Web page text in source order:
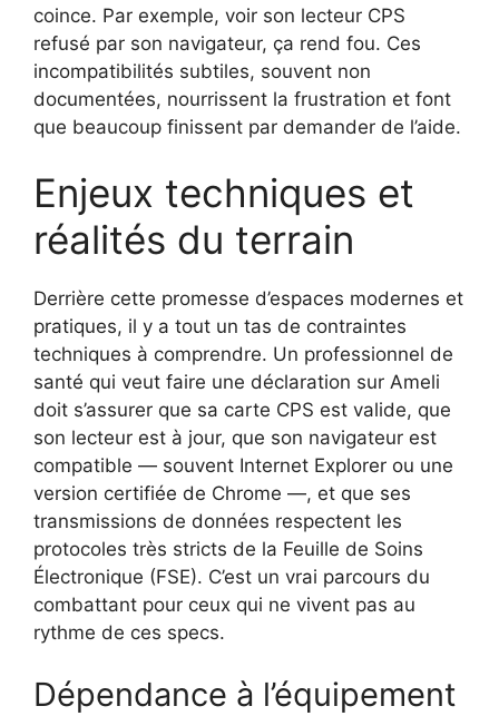
coince. Par exemple, voir son lecteur CPS
refusé par son navigateur, ça rend fou. Ces
incompatibilités subtiles, souvent non
documentées, nourrissent la frustration et font
que beaucoup finissent par demander de l’aide.
Enjeux techniques et
réalités du terrain
Derrière cette promesse d’espaces modernes et
pratiques, il y a tout un tas de contraintes
techniques à comprendre. Un professionnel de
santé qui veut faire une déclaration sur Ameli
doit s’assurer que sa carte CPS est valide, que
son lecteur est à jour, que son navigateur est
compatible — souvent Internet Explorer ou une
version certifiée de Chrome —, et que ses
transmissions de données respectent les
protocoles très stricts de la Feuille de Soins
Électronique (FSE). C’est un vrai parcours du
combattant pour ceux qui ne vivent pas au
rythme de ces specs.
Dépendance à l’équipement